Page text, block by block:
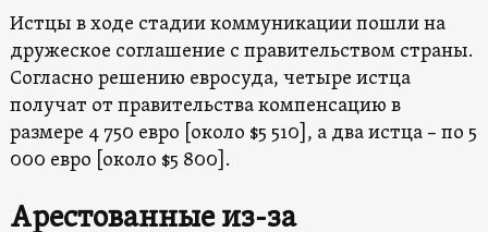
Истцы в ходе стадии коммуникации пошли на
дружеское соглашение с правительством страны.
Согласно решению евросуда, четыре истца
получат от правительства компенсацию в
размере 4 750 евро [около $5 510], а два истца – по 5
000 евро [около $5 800].
Арестованные из-за